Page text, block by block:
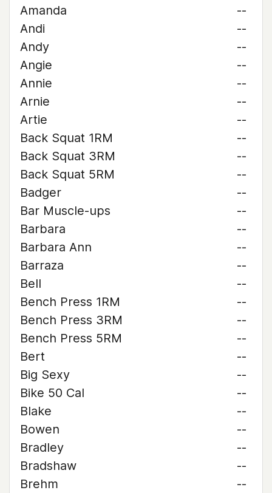
Amanda
--
Andi
--
Andy
--
Angie
--
Annie
--
Arnie
--
Artie
--
Back Squat 1RM
--
Back Squat 3RM
--
Back Squat 5RM
--
Badger
--
Bar Muscle-ups
--
Barbara
--
Barbara Ann
--
Barraza
--
Bell
--
Bench Press 1RM
--
Bench Press 3RM
--
Bench Press 5RM
--
Bert
--
Big Sexy
--
Bike 50 Cal
--
Blake
--
Bowen
--
Bradley
--
Bradshaw
--
Brehm
--